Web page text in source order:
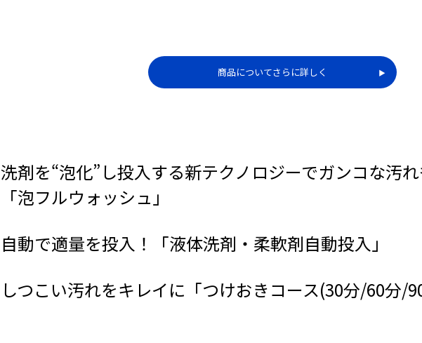
商品についてさらに詳しく ▶︎
洗剤を“泡化”し投入する新テクノロジーでガンコな汚
「泡フルウォッシュ」
自動で適量を投入！「液体洗剤・柔軟剤自動投入」
しつこい汚れをキレイに「つけおきコース(30分/60分/